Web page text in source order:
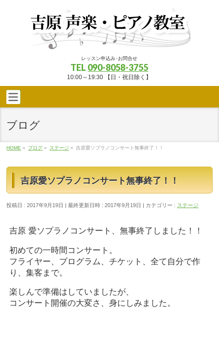
レッスン申込み･お問合せ
TEL 090-8058-3755
10:00～19:30 【日・祝日除く】
ブログ
HOME » ブログ » ステージ » 吉原愛ソプラノコンサート無事終了！！
吉原愛ソプラノコンサート無事終了！！
投稿日 : 2017年9月19日 最終更新日時 : 2017年9月19日 カテゴリー : ステージ
吉原 愛ソプラノコンサート、無事終了しました！！
初めての一時間コンサート。
フライヤー、プログラム、チケット、全て自分で作
り、集客まで。
楽しんで準備はしていましたが、
コンサート開催の大変さ、身にしみました。